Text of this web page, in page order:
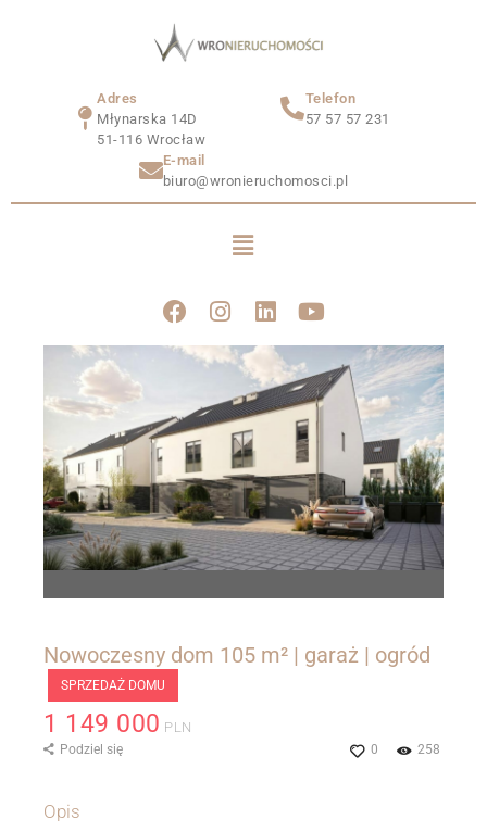
Adres
Młynarska 14D
51-116 Wrocław
Telefon
57 57 57 231
E-mail
biuro@wronieruchomosci.pl
Nowoczesny dom 105 m² | garaż | ogród
SPRZEDAŻ DOMU
1 149 000 PLN
258
0
Podziel się
Opis